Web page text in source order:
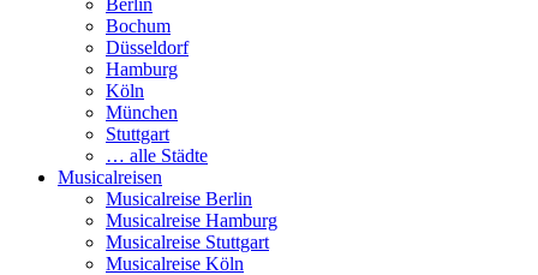
Berlin
Bochum
Düsseldorf
Hamburg
Köln
München
Stuttgart
… alle Städte
Musicalreisen
Musicalreise Berlin
Musicalreise Hamburg
Musicalreise Stuttgart
Musicalreise Köln